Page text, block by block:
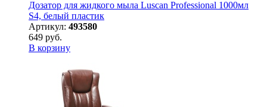
Дозатор для жидкого мыла Luscan Professional 1000мл
S4, белый пластик
Артикул: 493580
649 руб.
В корзину